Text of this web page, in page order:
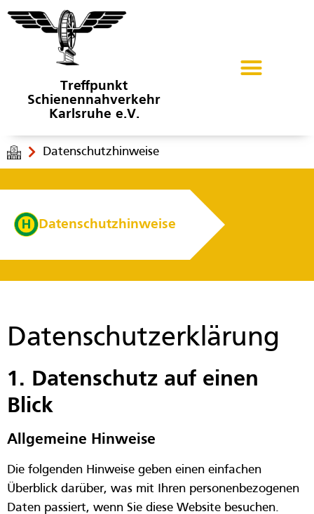
Treffpunkt
Schienennahverkehr
Karlsruhe e.V.
Datenschutzhinweise
Datenschutzhinweise
Datenschutz­erklärung
1. Datenschutz auf einen
Blick
Allgemeine Hinweise
Die folgenden Hinweise geben einen einfachen
Überblick darüber, was mit Ihren personenbezogenen
Daten passiert, wenn Sie diese Website besuchen.